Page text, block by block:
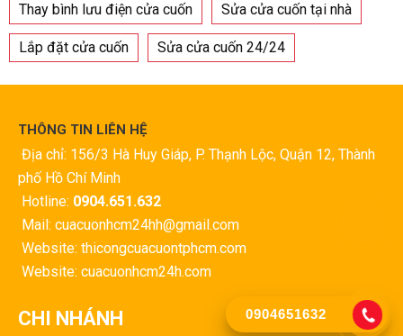
Thay bình lưu điện cửa cuốn Sửa cửa cuốn tại nhà
Lắp đặt cửa cuốn Sửa cửa cuốn 24/24
THÔNG TIN LIÊN HỆ
Địa chỉ: 156/3 Hà Huy Giáp, P. Thạnh Lộc, Quận 12, Thành
phố Hồ Chí Minh
Hotline: 0904.651.632
Mail: cuacuonhcm24hh@gmail.com
Website: thicongcuacuontphcm.com
Website: cuacuonhcm24h.com
CHI NHÁNH 0904651632